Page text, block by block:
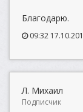
Благодарю.
09:32
Л. Михаил
Подписчик